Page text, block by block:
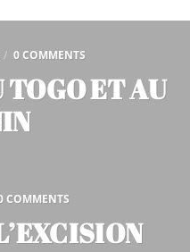
/ 0 COMMENTS
ET AU
COMMENTS